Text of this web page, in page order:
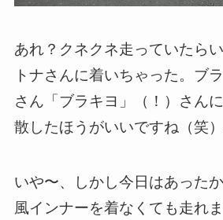
あれ？クネクネ走っていたら
トナさんに着いちゃった。ブ
さん「ブラキヨ」（！）さん
散したほうがいいですね（笑）
いや〜、しかし今日はあった
風インナーを着なくても走れ